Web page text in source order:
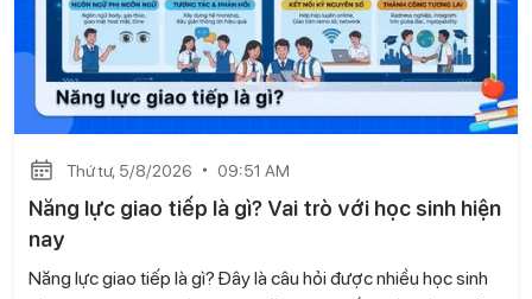
Thứ tư, 5/8/2026 09:51 AM
Năng lực giao tiếp là gì? Vai trò với học sinh hiện
nay
Năng lực giao tiếp là gì? Đây là câu hỏi được nhiều học sinh